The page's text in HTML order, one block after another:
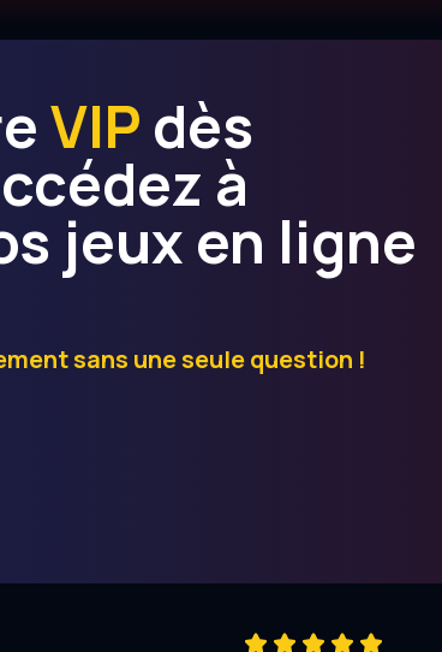
VIP dès
à
jeux en ligne
sans une seule question !